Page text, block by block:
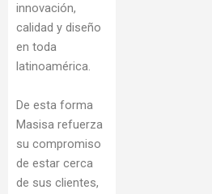
innovación,
calidad y diseño
en toda
latinoamérica.
De esta forma
Masisa refuerza
su compromiso
de estar cerca
de sus clientes,